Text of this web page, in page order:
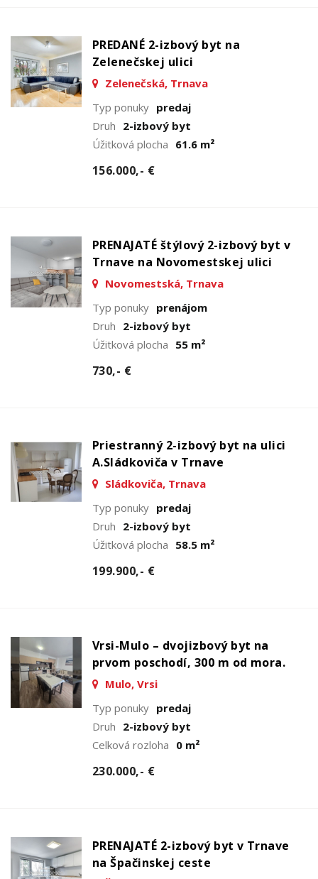
PREDANÉ 2-izbový byt na
Zelenečskej ulici
Zelenečská, Trnava
Typ ponuky predaj
Druh 2-izbový byt
Úžitková plocha 61.6 m²
156.000,- €
PRENAJATÉ štýlový 2-izbový byt v
Trnave na Novomestskej ulici
Novomestská, Trnava
Typ ponuky prenájom
Druh 2-izbový byt
Úžitková plocha 55 m²
730,- €
Priestranný 2-izbový byt na ulici
A.Sládkoviča v Trnave
Sládkoviča, Trnava
Typ ponuky predaj
Druh 2-izbový byt
Úžitková plocha 58.5 m²
199.900,- €
Vrsi-Mulo – dvojizbový byt na
prvom poschodí, 300 m od mora.
Mulo, Vrsi
Typ ponuky predaj
Druh 2-izbový byt
Celková rozloha 0 m²
230.000,- €
PRENAJATÉ 2-izbový byt v Trnave
na Špačinskej ceste